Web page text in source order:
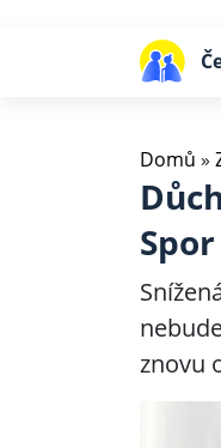
Domů »
znovu